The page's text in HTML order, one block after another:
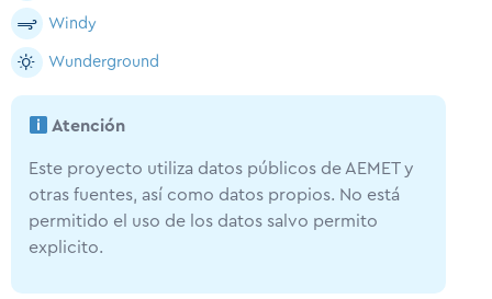
Windy
Wunderground
Atención
Este proyecto utiliza datos públicos de AEMET y
otras fuentes, así como datos propios. No está
permitido el uso de los datos salvo permito
explicito.